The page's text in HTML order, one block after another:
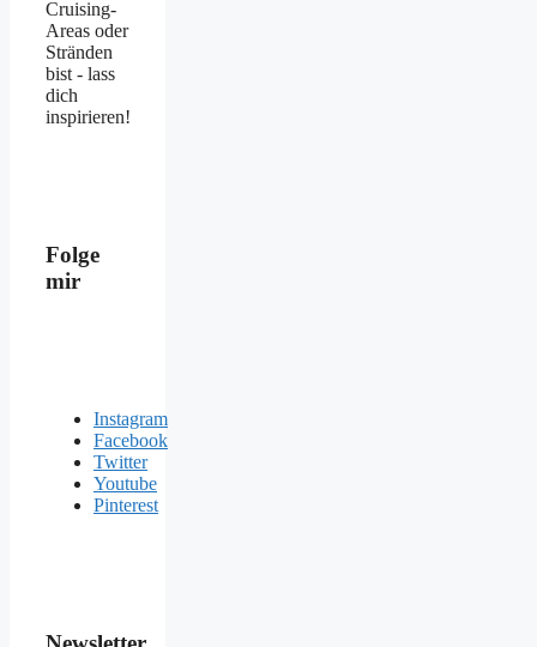
Cruising-
Areas oder
Stränden
bist - lass
dich
inspirieren!
Folge
mir
Instagram
Facebook
Twitter
Youtube
Pinterest